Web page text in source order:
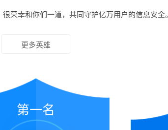
荣幸和你们一道，共同守护亿万用户的信息安全。
更多英雄
第一名